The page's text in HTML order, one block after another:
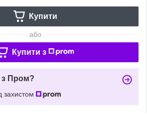
Купити
або
Купити з
з Пром?
захистом